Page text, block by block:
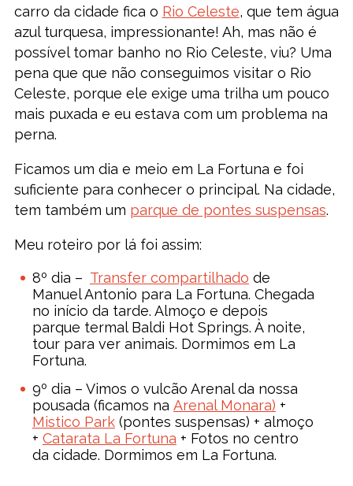
carro da cidade fica o Rio Celeste, que tem água
azul turquesa, impressionante! Ah, mas não é
possível tomar banho no Rio Celeste, viu? Uma
pena que que não conseguimos visitar o Rio
Celeste, porque ele exige uma trilha um pouco
mais puxada e eu estava com um problema na
perna.
Ficamos um dia e meio em La Fortuna e foi
suficiente para conhecer o principal. Na cidade,
tem também um parque de pontes suspensas.
Meu roteiro por lá foi assim:
8º dia – Transfer compartilhado de
Manuel Antonio para La Fortuna. Chegada
no início da tarde. Almoço e depois
parque termal Baldi Hot Springs. À noite,
tour para ver animais. Dormimos em La
Fortuna.
9º dia – Vimos o vulcão Arenal da nossa
pousada (ficamos na Arenal Monara) +
Mistico Park(pontes suspensas) + almoço
+ Catarata La Fortuna + Fotos no centro
da cidade. Dormimos em La Fortuna.